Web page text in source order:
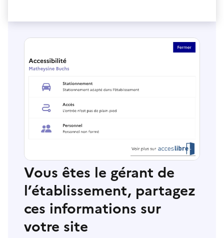
Vous êtes le gérant de
l’établissement, partagez
ces informations sur
votre site